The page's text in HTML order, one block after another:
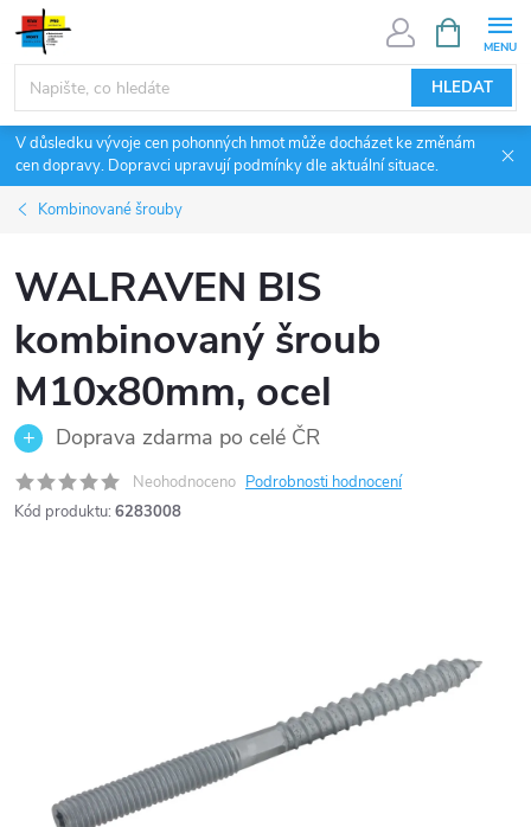
Přejít
obsah
HLEDAT
NÁKUPNÍ
KOŠÍK
V důsledku vývoje cen pohonných hmot může docházet ke změnám
cen dopravy. Dopravci upravují podmínky dle aktuální situace.
Kombinované šrouby
WALRAVEN BIS
kombinovaný šroub
M10x80mm, ocel
Doprava zdarma po celé ČR
Neohodnoceno Podrobnosti hodnocení
Kód produktu: 6283008